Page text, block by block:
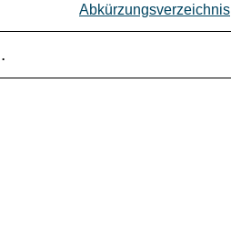
Abkürzungsverzeichnis